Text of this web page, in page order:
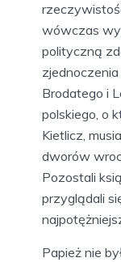
wówczas
polityczną
Brodatego i
polskiego, o
Kietlicz,
dworów
Pozostali
przyglądali
Papież nie